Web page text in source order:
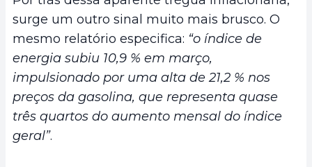
surge um outro sinal muito mais brusco. O
mesmo relatório especifica: “o índice de
energia subiu 10,9 % em março,
impulsionado por uma alta de 21,2 % nos
preços da gasolina, que representa quase
três quartos do aumento mensal do índice
geral”.